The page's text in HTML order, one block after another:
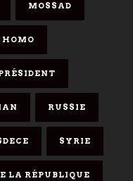
MOSSAD
HOMO
RUSSIE
SYRIE
LA RÉPUBLIQUE